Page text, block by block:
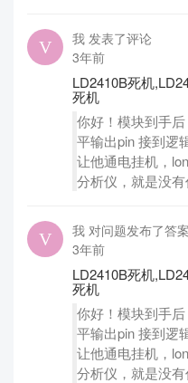
我 发表了评论
3年前
LD2410B死机
死机
你好！模块到手
平输出pin 接到逻
让他通电挂机，
分析仪，就是没
我 对问题发布了答案
3年前
LD2410B死机
死机
你好！模块到手
平输出pin 接到逻
让他通电挂机，
分析仪，就是没